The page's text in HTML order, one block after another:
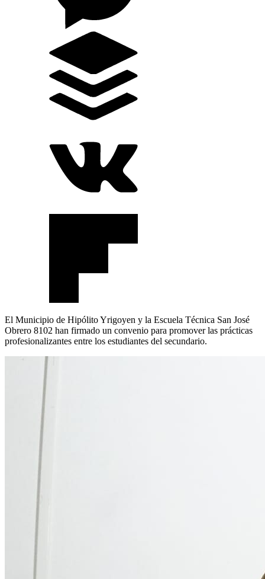
El Municipio de Hipólito Yrigoyen y la Escuela Técnica San José
Obrero 8102 han firmado un convenio para promover las prácticas
profesionalizantes entre los estudiantes del secundario.